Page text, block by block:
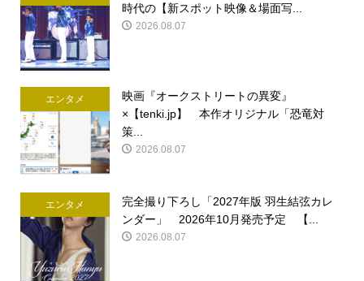
時代の【新スポット映像＆場面写...
2026.08.07
エンタメ
映画『オークストリートの異変』
×【tenki.jp】 本作オリジナル「恐竜対
策...
2026.08.07
エンタメ
完全撮り下ろし「2027年版 羽生結弦カレ
ンダー」 2026年10月発売予定 【...
2026.08.07